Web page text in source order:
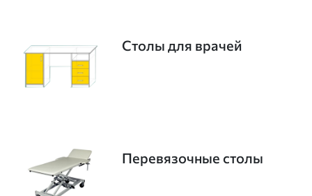
Столы для врачей
Перевязочные столы